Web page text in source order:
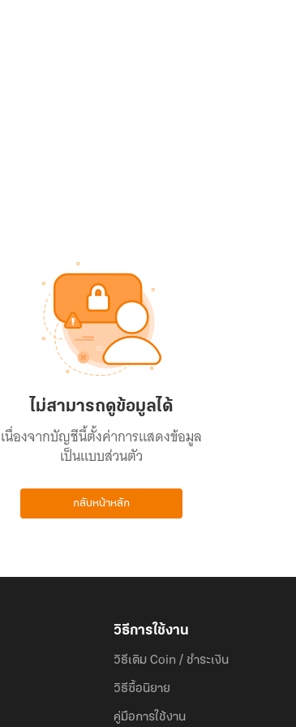
ไม่สามารถดูข้อมูลได้
เนื่องจากบัญชีนี้ตั้งค่าการแสดงข้อมูล
เป็นแบบส่วนตัว
กลับหน้าหลัก
วิธีการใช้งาน
วิธีเติม Coin / ชำระเงิน
วิธีซื้อนิยาย
คู่มือการใช้งาน